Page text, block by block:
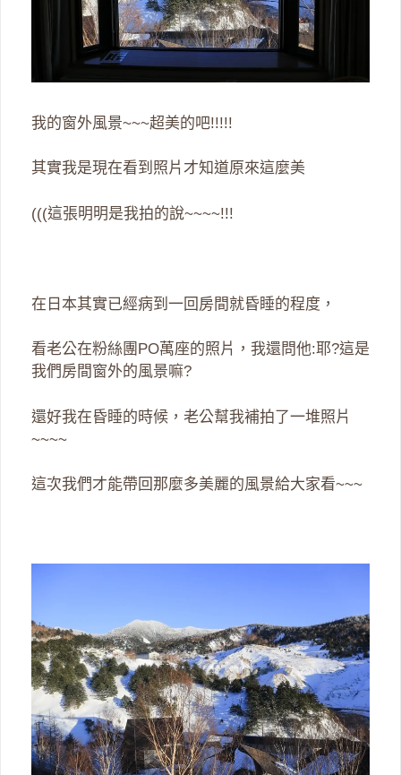
我的窗外風景~~~超美的吧!!!!!
其實我是現在看到照片才知道原來這麼美
(((這張明明是我拍的說~~~~!!!
在日本其實已經病到一回房間就昏睡的程度，
看老公在粉絲團PO萬座的照片，我還問他:耶?這是
我們房間窗外的風景嘛?
還好我在昏睡的時候，老公幫我補拍了一堆照片
~~~~
這次我們才能帶回那麼多美麗的風景給大家看~~~